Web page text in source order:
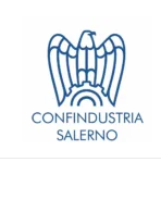
contenuto
articoli